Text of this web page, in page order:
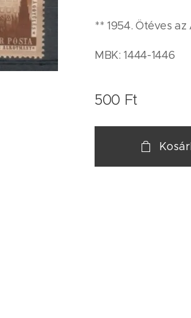
** 1954. Ötéves
MBK: 1444-1446
500 Ft